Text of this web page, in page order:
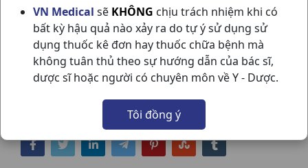
VN Medical sẽ KHÔNG chịu trách nhiệm khi có
bất kỳ hậu quả nào xảy ra do tự ý sử dụng sử
dụng thuốc kê đơn hay thuốc chữa bệnh mà
không tuân thủ theo sự hướng dẫn của bác sĩ,
dược sĩ hoặc người có chuyên môn về Y - Dược.
Tôi đồng ý
SALONSIP GEL-PATCH H20M
HISAMITSU
NSX:Hisamitsu
Nhóm hàng:
Dầu - Cao Dán,
Chia sẻ qua mạng xã hội: